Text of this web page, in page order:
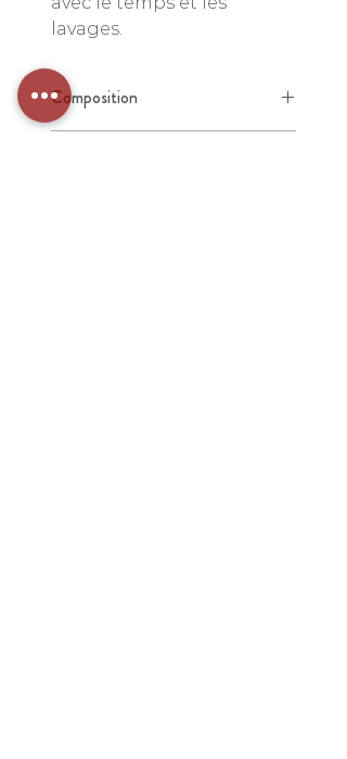
lavages.
Composition